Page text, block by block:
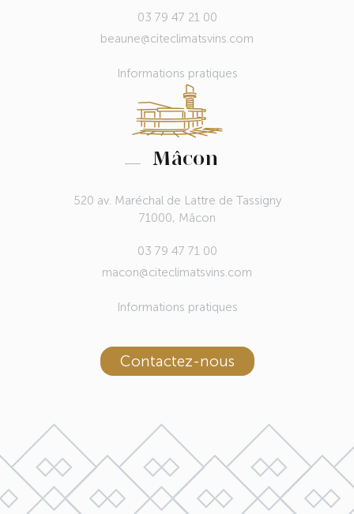
03 79 47 21 00
beaune@citeclimatsvins.com
Informations pratiques
Mâcon
520 av. Maréchal de Lattre de Tassigny
71000, Mâcon
03 79 47 71 00
macon@citeclimatsvins.com
Informations pratiques
Contactez-nous